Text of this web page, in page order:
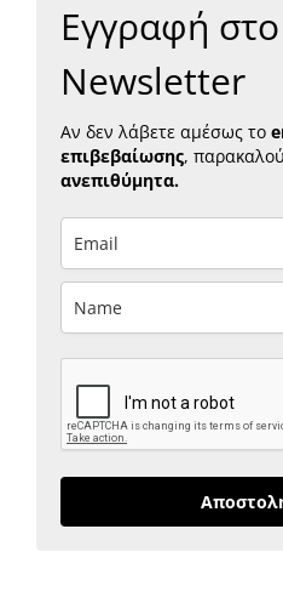
Εγγραφή στο
Newsletter
Αν δεν λάβετε αμέσως το
επιβεβαίωσης,
ανεπιθύμητα.